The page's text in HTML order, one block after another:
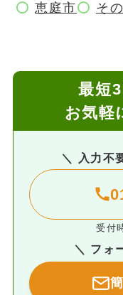
恵庭市
そ
最短
お気軽
＼ 入力不
受付
＼ フォ